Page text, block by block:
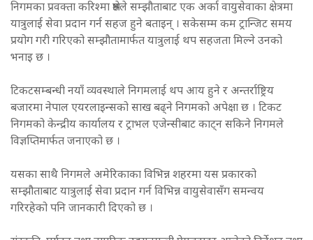
निगमका प्रवक्ता करिश्मा श्रेष्ठले सम्झौताबाट एक अर्का वायुसेवाका क्षेत्रमा
यात्रुलाई सेवा प्रदान गर्न सहज हुने बताइन् । सकेसम्म कम ट्रान्जिट समय
प्रयोग गरी गरिएको सम्झौतामार्फत यात्रुलाई थप सहजता मिल्ने उनको
भनाइ छ ।
टिकटसम्बन्धी नयाँ व्यवस्थाले निगमलाई थप आय हुने र अन्तर्राष्ट्रिय
बजारमा नेपाल एयरलाइन्सको साख बढ्ने निगमको अपेक्षा छ । टिकट
निगमको केन्द्रीय कार्यालय र ट्राभल एजेन्सीबाट काट्न सकिने निगमले
विज्ञप्तिमार्फत जनाएको छ ।
यसका साथै निगमले अमेरिकाका विभिन्न शहरमा यस प्रकारको
सम्झौताबाट यात्रुलाई सेवा प्रदान गर्न विभिन्न वायुसेवासँग समन्वय
गरिरहेको पनि जानकारी दिएको छ ।